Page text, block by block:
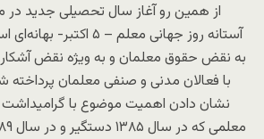
از همین رو آغاز سال تحصیلی جدید در
آستانه روز جهانی معلم –
به نقض حقوق معلمان و به ویژه نقض
با فعالان مدنی و صنفی معلمان پرداخته
نشان دادن اهمیت موضوع با گرامیداشت